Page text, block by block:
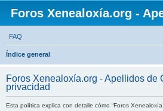
Foros Xenealoxía.org -
FAQ
Índice general
Foros Xenealoxía.org - Apellidos de
privacidad
Esta política explica con detalle cómo “Foros